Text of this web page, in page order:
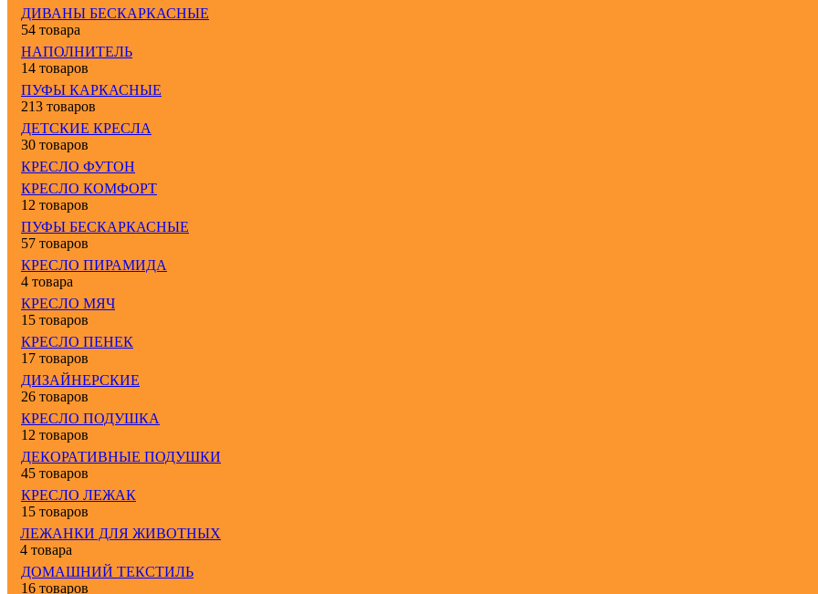
ДИВАНЫ БЕСКАРКАСНЫЕ
54 товара
НАПОЛНИТЕЛЬ
14 товаров
ПУФЫ КАРКАСНЫЕ
213 товаров
ДЕТСКИЕ КРЕСЛА
30 товаров
КРЕСЛО ФУТОН
КРЕСЛО КОМФОРТ
12 товаров
ПУФЫ БЕСКАРКАСНЫЕ
57 товаров
КРЕСЛО ПИРАМИДА
4 товара
КРЕСЛО МЯЧ
15 товаров
КРЕСЛО ПЕНЕК
17 товаров
ДИЗАЙНЕРСКИЕ
26 товаров
КРЕСЛО ПОДУШКА
12 товаров
ДЕКОРАТИВНЫЕ ПОДУШКИ
45 товаров
КРЕСЛО ЛЕЖАК
15 товаров
ЛЕЖАНКИ ДЛЯ ЖИВОТНЫХ
4 товара
ДОМАШНИЙ ТЕКСТИЛЬ
16 товаров